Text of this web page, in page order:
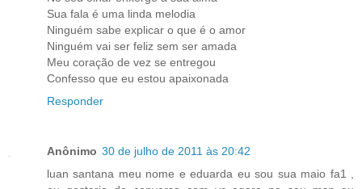
Sua fala é uma linda melodia
Ninguém sabe explicar o que é o amor
Ninguém vai ser feliz sem ser amada
Meu coração de vez se entregou
Confesso que eu estou apaixonada
Responder
Anônimo 30 de julho de 2011 às 20:42
luan santana meu nome e eduarda eu sou sua maio fa1 ,